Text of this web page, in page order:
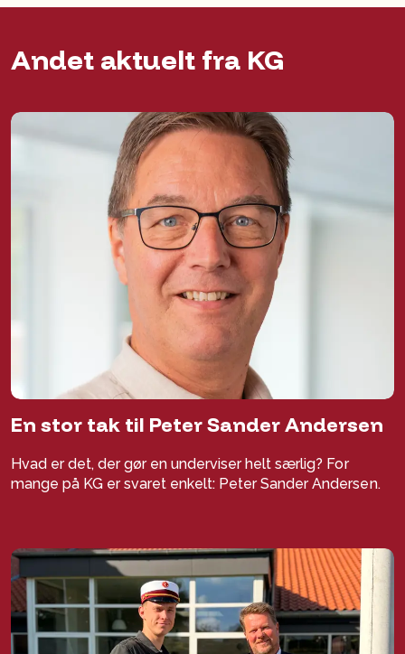
Andet aktuelt fra KG
En stor tak til Peter Sander Andersen
Hvad er det, der gør en underviser helt særlig? For
mange på KG er svaret enkelt: Peter Sander Andersen.